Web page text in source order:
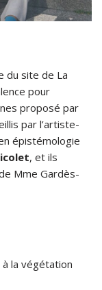
du site de La
pour
proposé par
par l’artiste-
épistémologie
, et ils
Mme Gardès-
la végétation